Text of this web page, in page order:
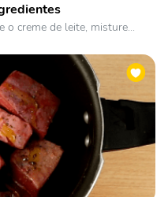
o creme de leite, misture...